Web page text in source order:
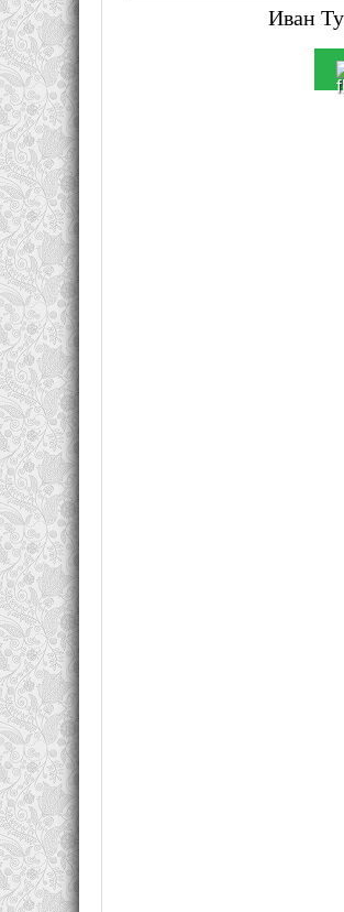
Иван